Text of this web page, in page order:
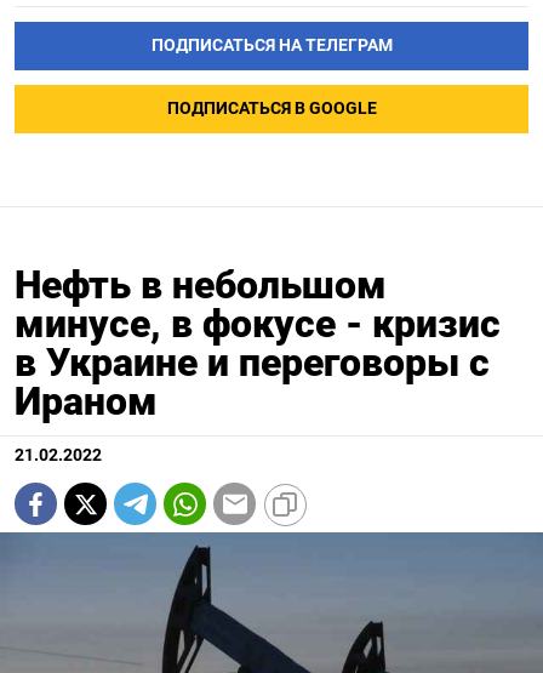
ПОДПИСАТЬСЯ НА ТЕЛЕГРАМ
ПОДПИСАТЬСЯ В GOOGLE
Нефть в небольшом
минусе, в фокусе - кризис
в Украине и переговоры с
Ираном
21.02.2022